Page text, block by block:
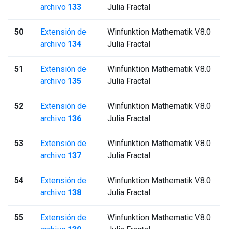
archivo 133
Julia Fractal
50
Extensión de
archivo 134
Winfunktion Mathematik V8.0
Julia Fractal
51
Extensión de
archivo 135
Winfunktion Mathematik V8.0
Julia Fractal
52
Extensión de
archivo 136
Winfunktion Mathematik V8.0
Julia Fractal
53
Extensión de
archivo 137
Winfunktion Mathematik V8.0
Julia Fractal
54
Extensión de
archivo 138
Winfunktion Mathematik V8.0
Julia Fractal
55
Extensión de
Winfunktion Mathematic V8.0